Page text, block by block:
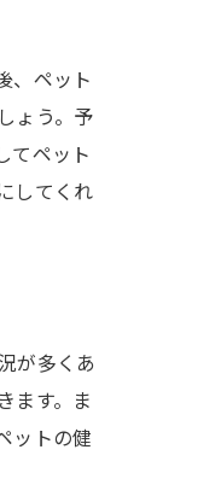
、ペット
ょう。予
てペット
してくれ
が多くあ
ます。ま
ットの健